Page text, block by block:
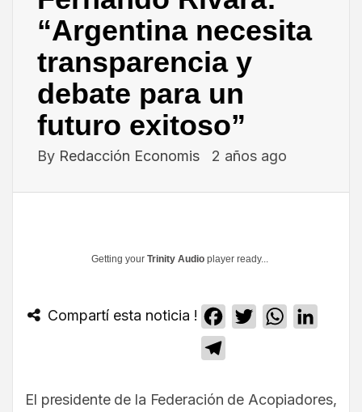
“Argentina necesita
transparencia y
debate para un
futuro exitoso”
By Redacción Economis 2 años ago
Getting your Trinity Audio player ready...
Compartí esta noticia ! Facebook
TwitterWhatsApp
El presidente de la Federación de Acopiadores,